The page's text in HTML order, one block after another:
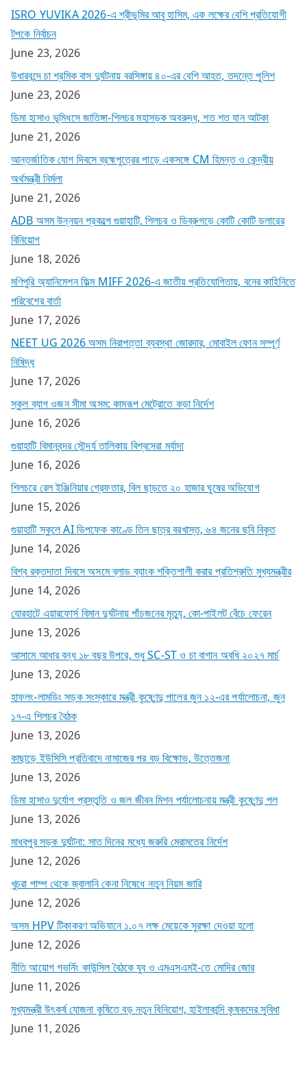
ISRO YUVIKA 2026-এ শ্রীভূমির আবু হাসিম, এক লক্ষের বেশি প্রতিযোগী
টপকে নির্বাচন
June 23, 2026
উধারবন্দে চা শ্রমিক বাস দুর্ঘটনায় বরসিঙ্গায় ৪০-এর বেশি আহত, তদন্তে পুলিশ
June 23, 2026
ডিমা হাসাও ভূমিধসে জাতিঙ্গা-শিলচর মহাসড়ক অবরুদ্ধ, শত শত যান আটকা
June 21, 2026
আন্তর্জাতিক যোগ দিবসে ব্রহ্মপুত্রের পাড়ে একসঙ্গে CM হিমন্ত ও কেন্দ্রীয়
অর্থমন্ত্রী নির্মলা
June 21, 2026
ADB অসম উন্নয়ন প্রকল্পে গুয়াহাটি, শিলচর ও ডিব্রুগড়ে কোটি কোটি ডলারের
বিনিয়োগ
June 18, 2026
মণিপুরি অ্যানিমেশন ফিল্ম MIFF 2026-এ জাতীয় প্রতিযোগিতায়, বনের কাহিনিতে
পরিবেশের বার্তা
June 17, 2026
NEET UG 2026 অসম নিরাপত্তা ব্যবস্থা জোরদার, মোবাইল ফোন সম্পূর্ণ
নিষিদ্ধ
June 17, 2026
স্কুল ব্যাগ ওজন সীমা অসম: কামরূপ মেট্রোতে কড়া নির্দেশ
June 16, 2026
গুয়াহাটি বিমানবন্দর সৌন্দর্য তালিকায় বিশ্বসেরা মর্যাদা
June 16, 2026
শিলচরে রেল ইঞ্জিনিয়ার গ্রেফতার, বিল ছাড়তে ২০ হাজার ঘুষের অভিযোগ
June 15, 2026
গুয়াহাটি স্কুলে AI ডিপফেক কাণ্ডে তিন ছাত্র বরখাস্ত, ৬৪ জনের ছবি বিকৃত
June 14, 2026
বিশ্ব রক্তদাতা দিবসে অসমে ব্লাড ব্যাংক শক্তিশালী করার প্রতিশ্রুতি মুখ্যমন্ত্রীর
June 14, 2026
যোরহাটে এয়ারফোর্স বিমান দুর্ঘটনায় পাঁচজনের মৃত্যু, কো-পাইলট বেঁচে ফেরেন
June 13, 2026
আসামে আধার বন্ধ ১৮ বছর উপরে, শুধু SC-ST ও চা বাগান অবধি ২০২৭ মার্চ
June 13, 2026
হাফলং-লামডিং সড়ক সংস্কারে মন্ত্রী কৃষ্ণেন্দু পালের জুন ১২-এর পর্যালোচনা, জুন
১৭-এ শিলচর বৈঠক
June 13, 2026
কাছাড়ে ইউসিসি প্রতিবাদে নামাজের পর বড় বিক্ষোভ, উত্তেজনা
June 13, 2026
ডিমা হাসাও দুর্যোগ প্রস্তুতি ও জল জীবন মিশন পর্যালোচনায় মন্ত্রী কৃষ্ণেন্দু পল
June 13, 2026
মাধবপুর সড়ক দুর্ঘটনা: সাত দিনের মধ্যে জরুরি মেরামতের নির্দেশ
June 12, 2026
খুচরা পাম্প থেকে জ্বালানি কেনা নিষেধে নতুন নিয়ম জারি
June 12, 2026
অসম HPV টিকাকরণ অভিযানে ১.০৭ লক্ষ মেয়েকে সুরক্ষা দেওয়া হলো
June 12, 2026
নীতি আয়োগ গভর্নিং কাউন্সিল বৈঠকে যুব ও এমএসএমই-তে মোদির জোর
June 11, 2026
মুখ্যমন্ত্রী উৎকর্ষ যোজনা কৃষিতে বড় নতুন বিনিয়োগ, হাইলাকান্দি কৃষকদের সুবিধা
June 11, 2026